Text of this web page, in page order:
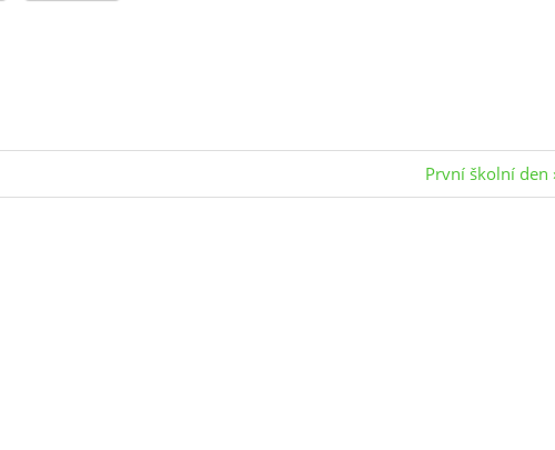
Next
Post:
První školní den